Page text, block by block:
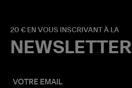
20 € EN VOUS INSCRIVANT À LA
NEWSLETTER